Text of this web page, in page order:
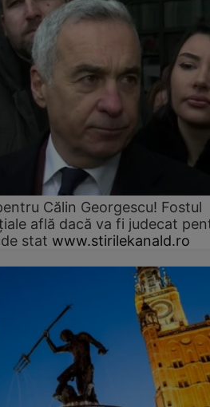
Călin Georgescu! Fostul
află dacă va fi judecat
stat www.stirilekanald.ro